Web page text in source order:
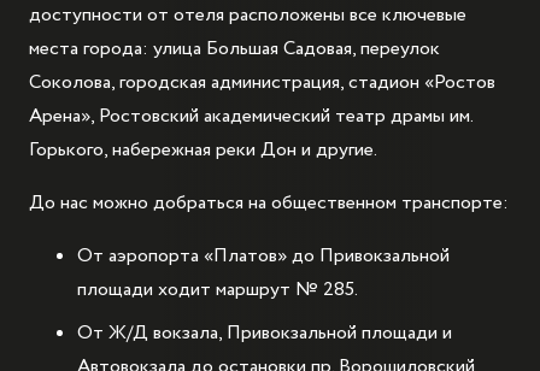
доступности от отеля расположены все ключевые
места города: улица Большая Садовая, переулок
Соколова, городская администрация, стадион «Ростов
Арена», Ростовский академический театр драмы им.
Горького, набережная реки Дон и другие.
До нас можно добраться на общественном транспорте:
От аэропорта «Платов» до Привокзальной
площади ходит маршрут № 285.
От Ж/Д вокзала, Привокзальной площади и